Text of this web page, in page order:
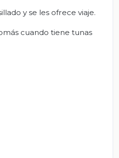
y se les ofrece viaje.
cuando tiene tunas